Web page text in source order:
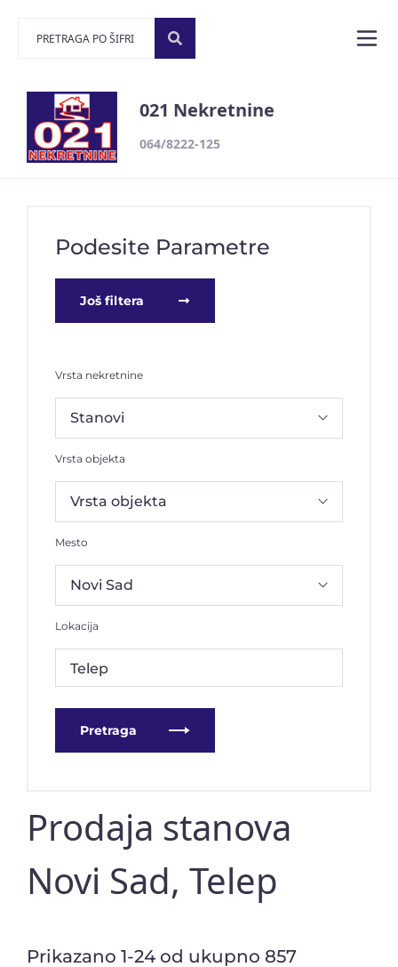
021 Nekretnine
064/8222-125
Podesite Parametre
Još filtera
Vrsta nekretnine
Vrsta objekta
Mesto
Lokacija
Telep
Pretraga
Prodaja stanova
Novi Sad, Telep
Prikazano 1-24 od ukupno 857